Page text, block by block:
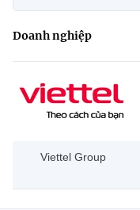
Doanh nghiệp
Đại học Bách Khoa, TP